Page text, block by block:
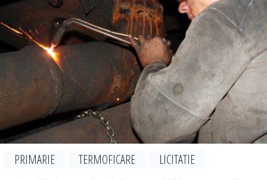
PRIMARIE TERMOFICARE
LICITATIE